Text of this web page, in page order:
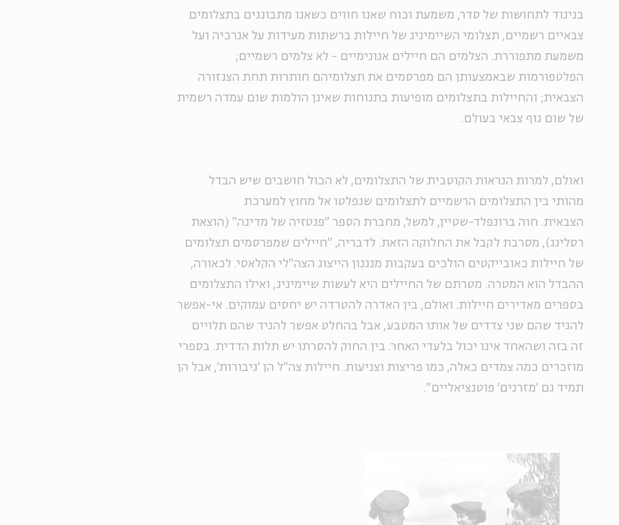
בניגוד לתחושות של סדר, משמעת וכוח שאנו חווים כשאנו מתבוננים בתצלומים
צבאיים רשמיים, תצלומי השיימיניג של חיילות ברשתות מעידות על אנרכיה ועל
משמעת מתפוררת. הצלמים הם חיילים אנונימיים - לא צלמים רשמיים;
הפלטפורמות שבאמצעותן הם מפרסמים את תצלומיהם חותרות תחת הצנזורה
הצבאית; והחיילות בתצלומים מופיעות בתנוחות שאינן הולמות שום עמדה רשמית
של שום גוף צבאי בעולם.
ואולם, למרות הנראות הקוטבית של התצלומים, לא הכול חושבים שיש הבדל
מהותי בין התצלומים הרשמיים לתצלומים שנפלטו אל מחוץ למערכת
הצבאית. חוה ברונפלד-שטיין, למשל, מחברת הספר "פנטזיה של מדינה" (הוצאת
רסלינג), מסרבת לקבל את החלוקה הזאת. לדבריה, "חיילים שמפרסמים תצלומים
של חיילות כאובייקטים הולכים בעקבות מנגנון הייצוג הצה"לי הקלאסי. לכאורה,
ההבדל הוא המטרה. מטרתם של החיילים היא לעשות שיימיניג, ואילו התצלומים
בספרים מאדירים חיילות. ואולם, בין האדרה להטרדה יש יחסים עמוקים. אי-אפשר
להגיד שהם שני צדדים של אותו המטבע, אבל בהחלט אפשר להגיד שהם תלויים
זה בזה ושהאחד אינו יכול בלעדי האחר. בין החוק להסרתו יש תלות הדדית. בספרי
מוזכרים כמה צמדים כאלה, כמו פריצות וצניעות. חיילות צה"ל הן 'גיבורות', אבל הן
תמיד גם 'מזרנים' פוטנציאליים".